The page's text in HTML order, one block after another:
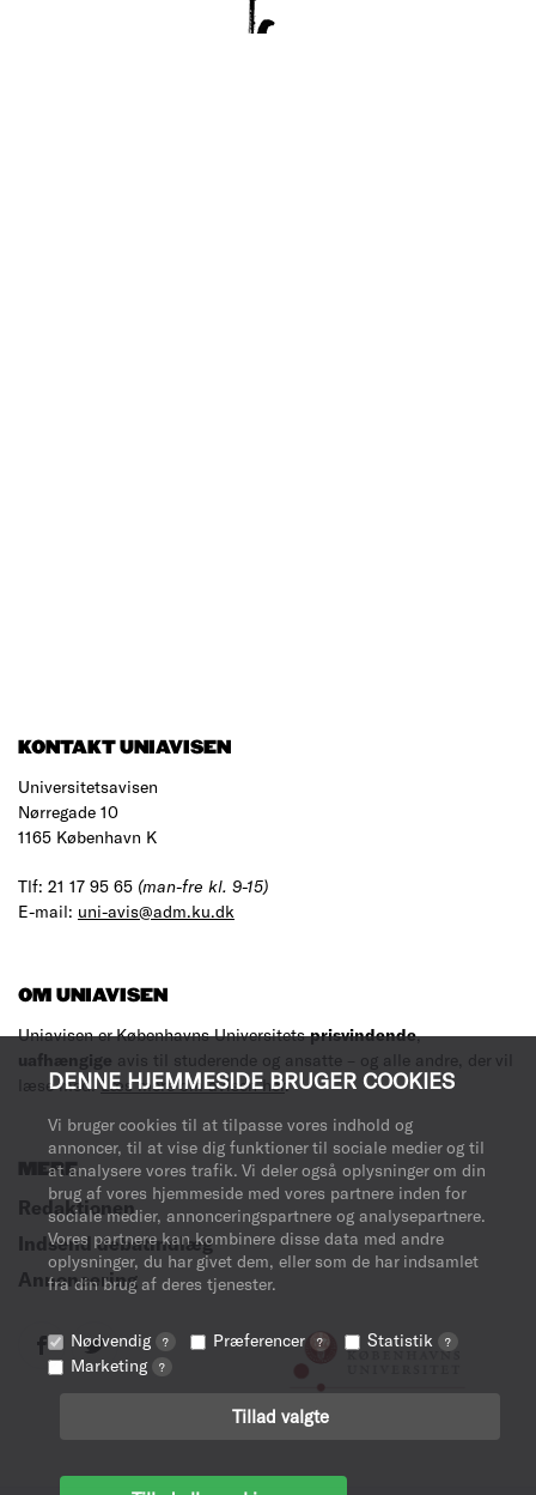
DENNE HJEMMESIDE BRUGER COOKIES
Vi bruger cookies til at tilpasse vores indhold og
annoncer, til at vise dig funktioner til sociale medier og til
at analysere vores trafik. Vi deler også oplysninger om din
brug af vores hjemmeside med vores partnere inden for
sociale medier, annonceringspartnere og analysepartnere.
Vores partnere kan kombinere disse data med andre
oplysninger, du har givet dem, eller som de har indsamlet
fra din brug af deres tjenester.
Nødvendig ? Præferencer ? Statistik ?
Marketing ?
Tillad valgte
KONTAKT UNIAVISEN
Universitetsavisen
Nørregade 10
1165 København K
Tlf: 21 17 95 65 (man-fre kl. 9-15)
E-mail: uni-avis@adm.ku.dk
OM UNIAVISEN
Uniavisen er Københavns Universitetsprisvindende,
uafhængige avis til studerende og ansatte – og alle andre, der vil
læse med.Læs mere om avisen her.
MERE
Redaktionen
Indsend debatindlæg
Annoncering